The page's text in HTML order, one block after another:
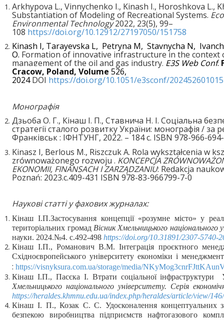
Arkhypova L., Vinnychenko I., Kinash I., Horoshkova L.,
Substantiation of Modeling of Recreational Systems.
Environmental Technology2022, 23(5), 99–
108 https://doi.org/10.12912/27197050/151758
Kinash I, Tarayevska L, Petryna M, Stavnycha N,
O. Formation of innovative infrastructure in the
management of the oil and gas industry. E3S Web Conf.
Cracow, Poland,Volume 526,
2024DOI https://doi.org/10.1051/e3sconf/202452601015
Монографія
Дзьоба О. Г., Кінаш І. П., Ставнича Н. І. Соціальна
стратегії сталого розвитку України: монографія / за
Франківськ : ІФНТУНГ, 2022. – 184 с. ISBN 978-966-
Kinasz I, Berlous M., Riszczuk A. Rola wykształcenia w
zrównoważonego rozwoju . KONCEPCJA
EKONOMII, FINANSACH I ZARZĄDZANIU: Redakcja
Poznań: 2023.с.409-431 ISBN 978-83-966799-7-0
Наукові статті у фахових журналах:
Кінаш І.П.Застосування концепції «розумне місто» у
територіальних громад Вісник Хмельницького національного
науки. 2024.№4. с.492-498https://doi.org/10.31891/2307-5740-
Кінаш І.П., Романович В.М. Інтеграція проєктного
Східноєвропейського університету економіки і
:https://visnyksura.com.ua/storage/media/
Кінаш І.П., Пасєка І. Втрати соціальної інфраструктури
Хмельницького національного університету. Серія
https://heraldes.khmnu.edu.ua/index.php/heraldes/article/view/
Кінаш І. П., Козак С. С. Удосконалення концептуальних
безпекою виробництва підприємств нафтогазового